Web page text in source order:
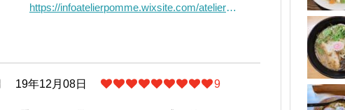
https://infoatelierpomme.wixsite.com/atelier-pomme
19年12月08日 9